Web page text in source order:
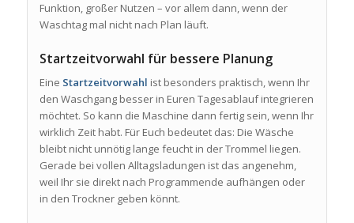
Funktion, großer Nutzen – vor allem dann, wenn der
Waschtag mal nicht nach Plan läuft.
Startzeitvorwahl für bessere Planung
Eine Startzeitvorwahl ist besonders praktisch, wenn Ihr
den Waschgang besser in Euren Tagesablauf integrieren
möchtet. So kann die Maschine dann fertig sein, wenn Ihr
wirklich Zeit habt. Für Euch bedeutet das: Die Wäsche
bleibt nicht unnötig lange feucht in der Trommel liegen.
Gerade bei vollen Alltagsladungen ist das angenehm,
weil Ihr sie direkt nach Programmende aufhängen oder
in den Trockner geben könnt.